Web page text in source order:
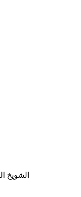
الشويخ